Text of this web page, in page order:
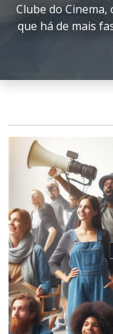
Clube do
que há de mais